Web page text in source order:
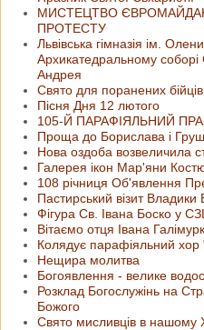
МИСТЕЦТВО
ПРОТЕСТУ
Львівська гімназія ім.
Архикатедральному
Андрея
Свято для поранених бійців
Пісня Дня 12 лютого
105-Й ПАРАФІЯЛЬНИЙ
Проща до Борислава і
Нова оздоба возвеличила
Галерея ікон Мар'яни
108 річниця Об'явлення
Пастирський візит
Фігура Св. Івана Боско у
Вітаємо отця Івана
Колядує парафіяльний хор
Нещира молитва
Богоявлення - велике
Розклад Богослужінь на
Божого
Свято мисливців в нашому